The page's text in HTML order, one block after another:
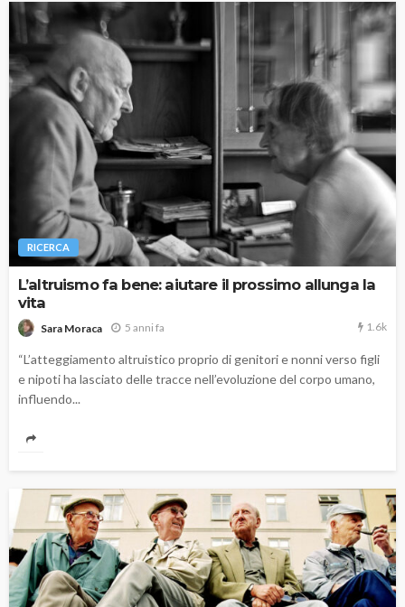
RICERCA
L’altruismo fa bene: aiutare il prossimo allunga la
vita
Sara Moraca 5 anni fa 1.6k
“L’atteggiamento altruistico proprio di genitori e nonni verso figli
e nipoti ha lasciato delle tracce nell’evoluzione del corpo umano,
influendo...